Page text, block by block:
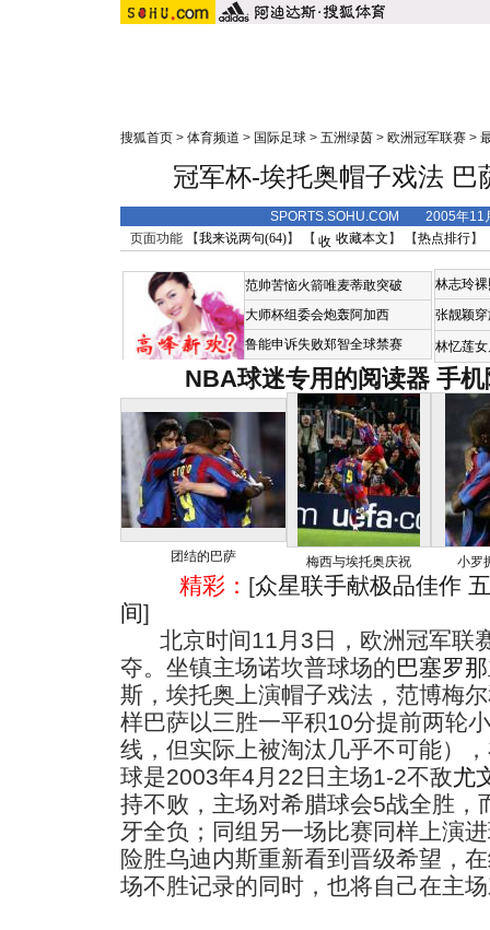
搜狐首页 > 体育频道 > 国际足球 > 五洲绿茵 > 欧洲冠军联赛 >
冠军杯-埃托奥帽子戏法 巴
SPORTS.SOHU.COM 2005年11
页面功能 【我来说两句(64)】 【 收藏本文 】 【热点排行】
范帅苦恼火箭唯麦蒂敢突破
大师杯组委会炮轰阿加西
鲁能申诉失败郑智全球禁赛
林志玲
张靓颖
林忆莲
NBA球迷专用的阅读器 手
团结的巴萨 梅西与埃托奥庆祝 小罗
精彩： [众星联手献极品佳作
间]
北京时间11月3日，欧洲冠军联
夺。坐镇主场诺坎普球场的巴塞罗那
斯，埃托奥上演帽子戏法，范博梅
样巴萨以三胜一平积10分提前两轮
线，但实际上被淘汰几乎不可能）
球是2003年4月22日主场1-2不敌尤
持不败，主场对希腊球会5战全胜，
牙全负；同组另一场比赛同样上演
险胜乌迪内斯重新看到晋级希望，
场不胜记录的同时，也将自己在主